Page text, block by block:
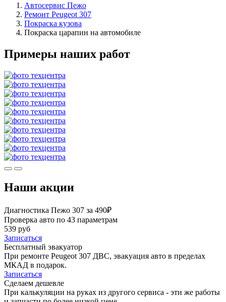
Автосервис Пежо
Ремонт Peugeot 307
Покраска кузова
Покраска царапин на автомобиле
Примеры наших работ
Наши акции
Диагностика Пежо 307 за 490₽
Проверка авто по 43 параметрам
539 руб
Записаться
Бесплатный эвакуатор
При ремонте Peugeot 307 ДВС, эвакуация авто в пределах
МКАД в подарок.
Записаться
Сделаем дешевле
При калькуляции на руках из другого сервиса - эти же работы